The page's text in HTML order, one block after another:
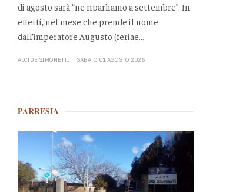
di agosto sarà “ne riparliamo a settembre”. In
effetti, nel mese che prende il nome
dall’imperatore Augusto (feriae...
ALCIDE SIMONETTI SABATO 01 AGOSTO 2026
PARRESIA